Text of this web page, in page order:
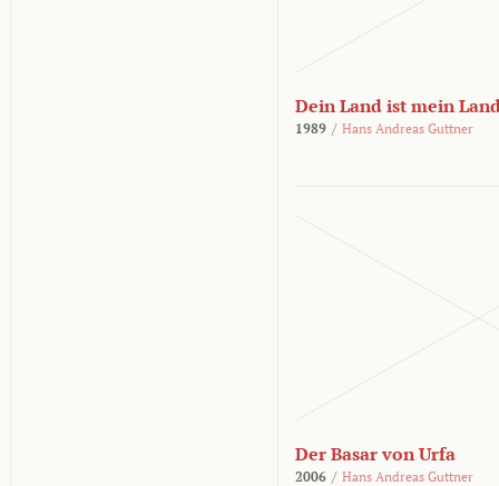
Dein Land ist mein
1989 / Hans Andreas Guttner
Der Basar von Urfa
2006 / Hans Andreas Guttner